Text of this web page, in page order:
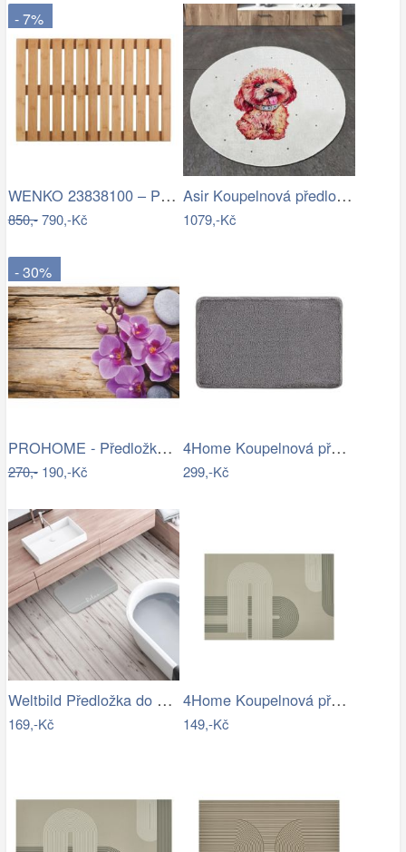
- 7%
WENKO 23838100 – Předložka 40x60 cm…
850,-790,-Kč
Asir Koupelnová předložka Terrier, Ø…
1079,-Kč
- 30%
PROHOME - Předložka koupelnová 45x70cm…
270,-190,-Kč
4Home Koupelnová předložka Comfort, 40…
299,-Kč
Weltbild Předložka do koupelny Relax,…
169,-Kč
4Home Koupelnová předložka Abstract, 40…
149,-Kč